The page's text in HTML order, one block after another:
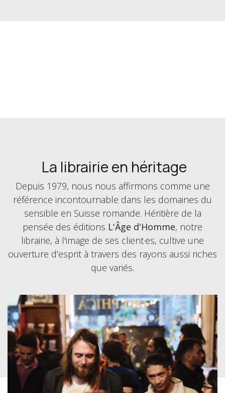
La librairie en héritage
Depuis 1979, nous nous affirmons comme une
référence incontournable dans les domaines du
sensible en Suisse romande. Héritière de la
pensée des éditions L'Âge d'Homme, notre
librairie, à l'image de ses client·es, cultive une
ouverture d’esprit à travers des rayons aussi riches
que variés.